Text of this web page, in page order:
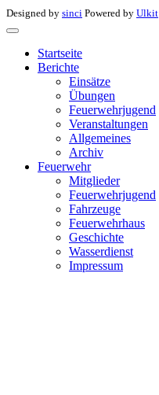
Designed by sinci Powered by Ulkit
Startseite
Berichte
Einsätze
Übungen
Feuerwehrjugend
Veranstaltungen
Allgemeines
Archiv
Feuerwehr
Mitglieder
Feuerwehrjugend
Fahrzeuge
Feuerwehrhaus
Geschichte
Wasserdienst
Impressum